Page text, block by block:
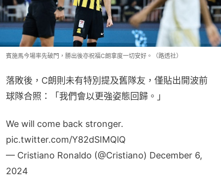
賓施馬今場率先破門，勝出後亦祝福C朗拿度一切安好。（路透社）
落敗後，C朗則未有特別提及舊隊友，僅貼出開波前
球隊合照：「我們會以更強姿態回歸。」
We will come back stronger.
pic.twitter.com/Y82dSIMQlQ
— Cristiano Ronaldo (@Cristiano) December 6,
2024